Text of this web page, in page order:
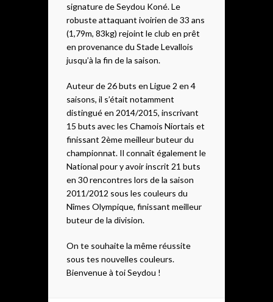
signature de Seydou Koné. Le
robuste attaquant ivoirien de 33 ans
(1,79m, 83kg) rejoint le club en prêt
en provenance du Stade Levallois
jusqu’à la fin de la saison.
Auteur de 26 buts en Ligue 2 en 4
saisons, il s’était notamment
distingué en 2014/2015, inscrivant
15 buts avec les Chamois Niortais et
finissant 2ème meilleur buteur du
championnat. Il connaît également le
National pour y avoir inscrit 21 buts
en 30 rencontres lors de la saison
2011/2012 sous les couleurs du
Nîmes Olympique, finissant meilleur
buteur de la division.
On te souhaite la même réussite
sous tes nouvelles couleurs.
Bienvenue à toi Seydou !